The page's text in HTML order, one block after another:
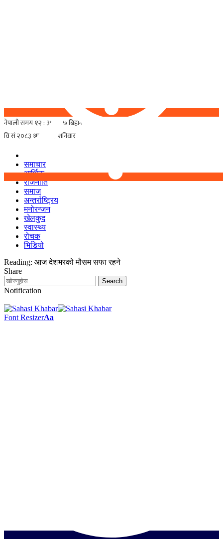
समाचार
आर्थिक
राजनीति
समाज
अन्तर्राष्ट्रिय
मनोरन्जन
खेलकुद
स्वास्थ्य
रोचक
भिडियो
Reading: आज देशभरको मौसम सफा रहने
Share
Notification
Font ResizerAa